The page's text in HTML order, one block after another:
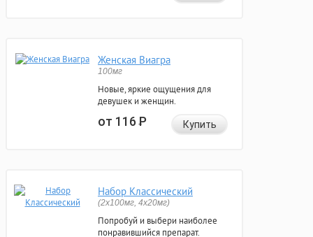
Женская Виагра
100мг
Новые, яркие ощущения для
девушек и женщин.
от 116Р Купить
Набор Классический
(2x100мг, 4x20мг)
Попробуй и выбери наиболее
понравившийся препарат.